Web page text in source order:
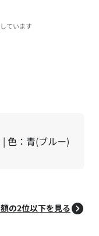
ています
色：青(ブルー)
の2位以下を見る